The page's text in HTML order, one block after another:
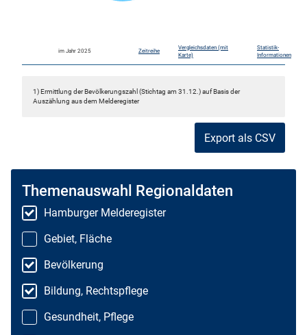
im Jahr 2025 Zeitreihe
Vergleichsdaten (mit
Karte)
Statistik-
Informationen
1) Ermittlung der Bevölkerungszahl (Stichtag am 31.12.) auf Basis der
Auszählung aus dem Melderegister
Export als CSV
Themenauswahl Regionaldaten
Hamburger Melderegister
Gebiet, Fläche
Bevölkerung
Bildung, Rechtspflege
Gesundheit, Pflege